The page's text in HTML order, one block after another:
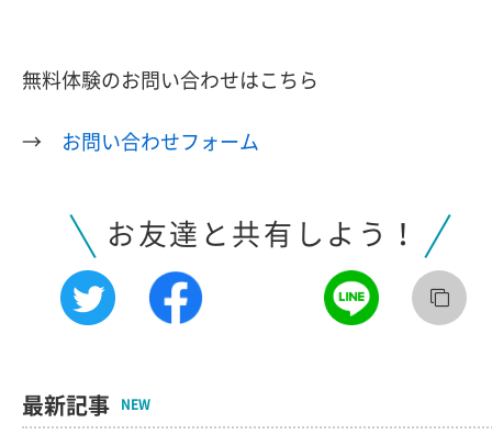
無料体験のお問い合わせはこちら
→ お問い合わせフォーム
お友達と共有しよう！
最新記事 NEW